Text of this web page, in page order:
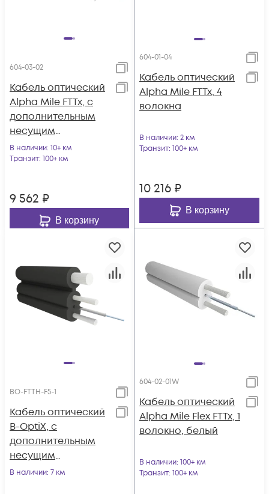
604-03-02
Кабель оптический
Alpha Mile FTTx, с
дополнительным
несущим
элементом
(проволока 1.0 мм),
В наличии: 10+ км
Транзит: 100+ км
9 562 ₽
В корзину
604-01-04
Кабель оптический
Alpha Mile FTTx, 4
волокна
В наличии: 2 км
Транзит: 100+ км
10 216 ₽
В корзину
BO-FTTH-F5-1
Кабель оптический
B-OptiX, с
дополнительным
несущим
элементом (FRP 1.0
В наличии: 7 км
604-02-01W
Кабель оптический
Alpha Mile Flex FTTx, 1
волокно, белый
В наличии: 100+ км
Транзит: 100+ км